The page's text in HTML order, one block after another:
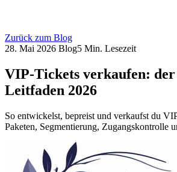
Zurück zum Blog
28. Mai 2026 Blog5 Min. Lesezeit
VIP-Tickets verkaufen:
Leitfaden 2026
So entwickelst, bepreist und verkaufst du
Paketen, Segmentierung, Zugangskontrolle